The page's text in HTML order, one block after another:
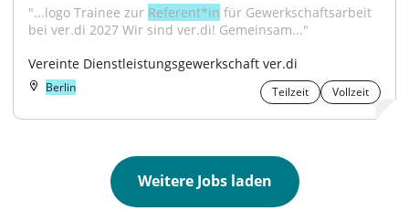
"...logo Trainee zur Referent*in für Gewerkschaftsarbeit
bei ver.di 2027 Wir sind ver.di! Gemeinsam..."
Vereinte Dienstleistungsgewerkschaft ver.di
Berlin Teilzeit Vollzeit
Weitere Jobs laden